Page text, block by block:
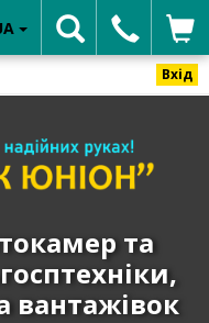
Вхід
та
вантажівок